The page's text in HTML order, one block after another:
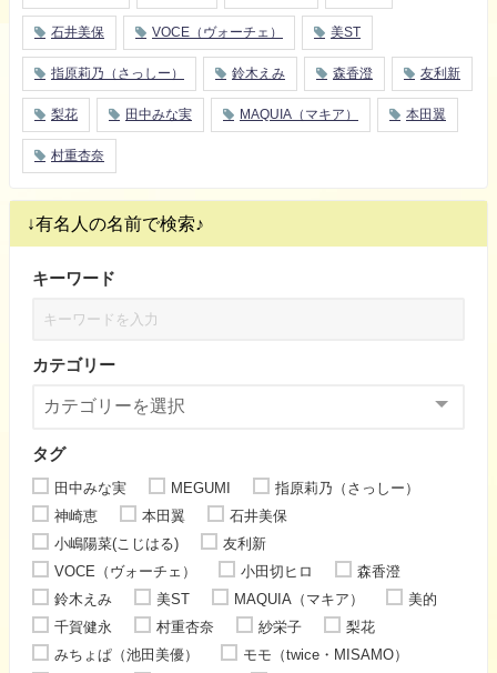
石井美保 VOCE（ヴォーチェ） 美ST
指原莉乃（さっしー） 鈴木えみ 森香澄 友利新
梨花 田中みな実 MAQUIA（マキア） 本田翼
村重杏奈
↓有名人の名前で検索♪
キーワード
カテゴリー
タグ
田中みな実 MEGUMI
指原莉乃（さっしー）
神崎恵
本田翼
石井美保
小嶋陽菜(こじはる)
友利新
VOCE（ヴォーチェ）
小田切ヒロ
森香澄
鈴木えみ
美ST MAQUIA（マキア）
美的
千賀健永
村重杏奈 紗栄子
梨花
みちょぱ（池田美優）
モモ（twice・MISAMO）